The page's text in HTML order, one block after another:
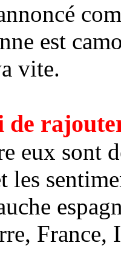
est
vite.
de
eux sont
les
France,